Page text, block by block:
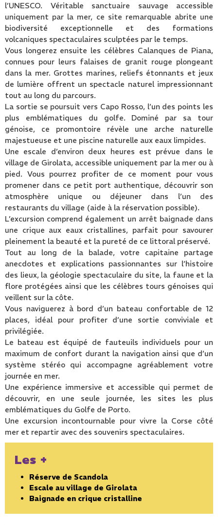
l’UNESCO. Véritable sanctuaire sauvage accessible
uniquement par la mer, ce site remarquable abrite une
biodiversité exceptionnelle et des formations
volcaniques spectaculaires sculptées par le temps.
Vous longerez ensuite les célèbres Calanques de Piana,
connues pour leurs falaises de granit rouge plongeant
dans la mer. Grottes marines, reliefs étonnants et jeux
de lumière offrent un spectacle naturel impressionnant
tout au long du parcours.
La sortie se poursuit vers Capo Rosso, l’un des points les
plus emblématiques du golfe. Dominé par sa tour
génoise, ce promontoire révèle une arche naturelle
majestueuse et une piscine naturelle aux eaux limpides.
Une escale d’environ deux heures est prévue dans le
village de Girolata, accessible uniquement par la mer ou à
pied. Vous pourrez profiter de ce moment pour vous
promener dans ce petit port authentique, découvrir son
atmosphère unique ou déjeuner dans l’un des
restaurants du village (aide à la réservation possible).
L’excursion comprend également un arrêt baignade dans
une crique aux eaux cristallines, parfait pour savourer
pleinement la beauté et la pureté de ce littoral préservé.
Tout au long de la balade, votre capitaine partage
anecdotes et explications passionnantes sur l’histoire
des lieux, la géologie spectaculaire du site, la faune et la
flore protégées ainsi que les célèbres tours génoises qui
veillent sur la côte.
Vous naviguerez à bord d’un bateau confortable de 12
places, idéal pour profiter d’une sortie conviviale et
privilégiée.
Le bateau est équipé de fauteuils individuels pour un
maximum de confort durant la navigation ainsi que d’un
système stéréo qui accompagne agréablement votre
journée en mer.
Une expérience immersive et accessible qui permet de
découvrir, en une seule journée, les sites les plus
emblématiques du Golfe de Porto.
Une excursion incontournable pour vivre la Corse côté
mer et repartir avec des souvenirs spectaculaires.
Les +
Réserve de Scandola
Escale au village de Girolata
Baignade en crique cristalline